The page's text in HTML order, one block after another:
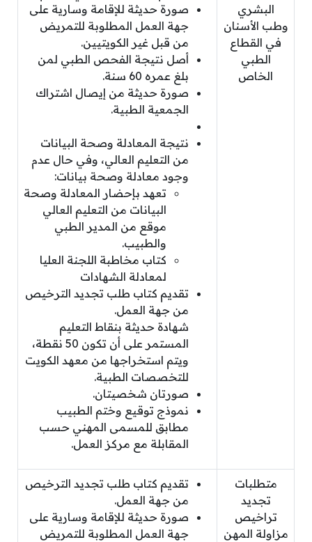
البشري
وطب الأسنان
في القطاع
الطبي
الخاص
صورة حديثة للإقامة وسارية على
جهة العمل المطلوبة للتمريض
من قبل غير الكويتيين.
أصل نتيجة الفحص الطبي لمن
بلغ عمره 60 سنة.
صورة حديثة من إيصال اشتراك
الجمعية الطبية.
نتيجة المعادلة وصحة البيانات
من التعليم العالي، وفي حال عدم
وجود معادلة وصحة بيانات:
تعهد بإحضار المعادلة وصحة
البيانات من التعليم العالي
موقع من المدير الطبي
والطبيب.
كتاب مخاطبة اللجنة العليا
لمعادلة الشهادات
تقديم كتاب طلب تجديد الترخيص
من جهة العمل.
شهادة حديثة بنقاط التعليم
المستمر على أن تكون 50 نقطة،
ويتم استخراجها من معهد الكويت
للتخصصات الطبية.
صورتان شخصيتان.
نموذج توقيع وختم الطبيب
مطابق للمسمى المهني حسب
المقابلة مع مركز العمل.
متطلبات
تجديد
تراخيص
مزاولة المهن
تقديم كتاب طلب تجديد الترخيص
من جهة العمل.
صورة حديثة للإقامة وسارية على
جهة العمل المطلوبة للتمريض